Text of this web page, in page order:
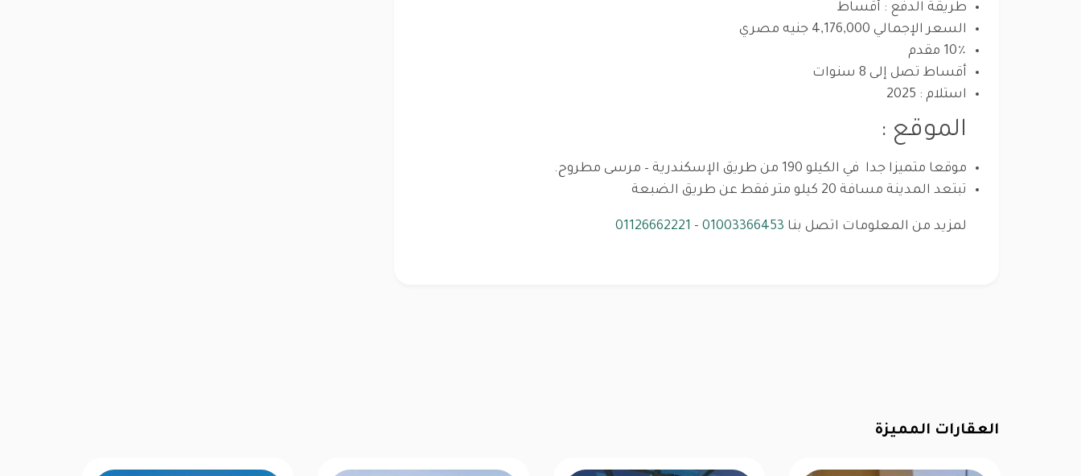
طريقة الدفع : أقساط
السعر الإجمالي 4,176,000 جنيه مصري
10٪ مقدم
أقساط تصل إلى 8 سنوات
استلام : 2025
الموقع :
موقعا متميزا جدا في الكيلو 190 من طريق الإسكندرية – مرسى مطروح.
تبتعد المدينة مسافة 20 كيلو متر فقط عن طريق الضبعة
لمزيد من المعلومات اتصل بنا 01003366453
-
01126662221
العقارات المميزة